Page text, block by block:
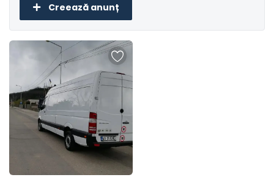
Creează anunț